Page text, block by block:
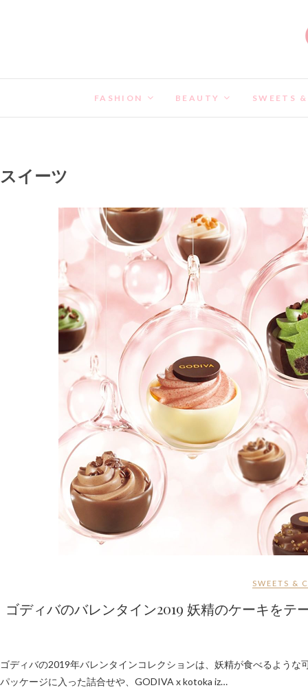
FASHION BEAUTY SWEETS
スイーツ
SWEETS &
ゴディバのバレンタイン2019 妖精のケーキを
ゴディバの2019年バレンタインコレクションは、妖精が食べるよう
パッケージに入った詰合せや、GODIVA x kotoka iz…